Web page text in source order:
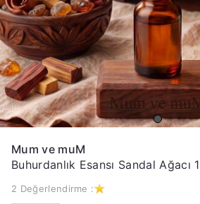
Mum ve muM
Buhurdanlık Esansı Sandal Ağacı
2 Değerlendirme :